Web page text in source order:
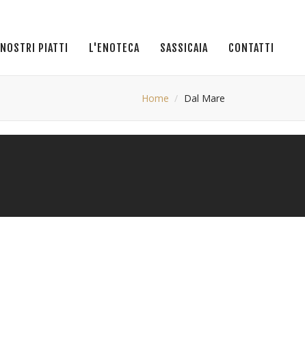
I NOSTRI PIATTI L'ENOTECA SASSICAIA CONTATTI
Home Dal Mare